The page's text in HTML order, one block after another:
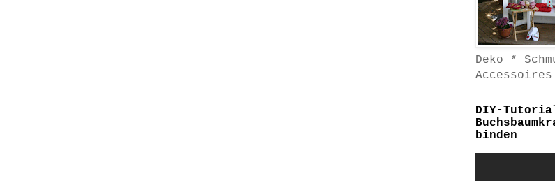
Deko *
Accessoires
DIY-
binden